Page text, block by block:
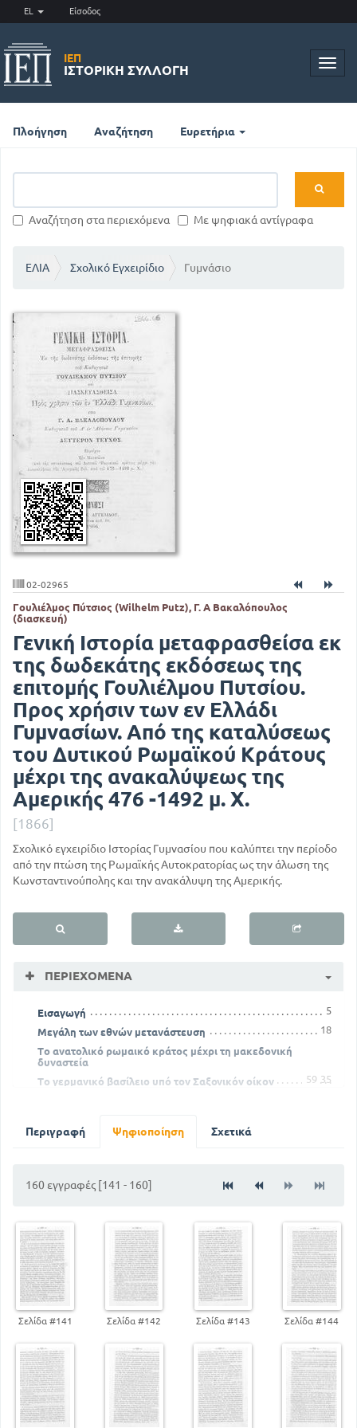
EL Είσοδος
ΙΕΠ
ΙΣΤΟΡΙΚΉ ΣΥΛΛΟΓΉ
Πλοήγηση Αναζήτηση Ευρετήρια
Αναζήτηση στα περιεχόμενα Με ψηφιακά αντίγραφα
ΕΛΙΑ Σχολικό Εγχειρίδιο Γυμνάσιο
02-02965
Γουλιέλμος Πύτσιος (Wilhelm Putz), Γ. Α Βακαλόπουλος
(διασκευή)
Γενική Ιστορία μεταφρασθείσα εκ
της δωδεκάτης εκδόσεως της
επιτομής Γουλιέλμου Πυτσίου.
Προς χρήσιν των εν Ελλάδι
Γυμνασίων. Από της καταλύσεως
του Δυτικού Ρωμαϊκού Κράτους
μέχρι της ανακαλύψεως της
Αμερικής 476 -1492 μ. Χ.
[1866]
Σχολικό εγχειρίδιο Ιστορίας Γυμνασίου που καλύπτει την περίοδο
από την πτώση της Ρωμαϊκής Αυτοκρατορίας ως την άλωση της
Κωνσταντινούπολης και την ανακάλυψη της Αμερικής.
ΠΕΡΙΕΧΌΜΕΝΑ
Εισαγωγή
5
Μεγάλη των εθνών μετανάστευση
18
Το ανατολικό ρωμαικό κράτος μέχρι τη μακεδονική
δυναστεία
35
Το γερμανικό βασίλειο υπό τον Σαξονικόν οίκον
59
Στη μεσαία Ιταλία
Περιγραφή Ψηφιοποίηση Σχετικά
160 εγγραφές [141 - 160]
Σελίδα #141 Σελίδα #142 Σελίδα #143 Σελίδα #144